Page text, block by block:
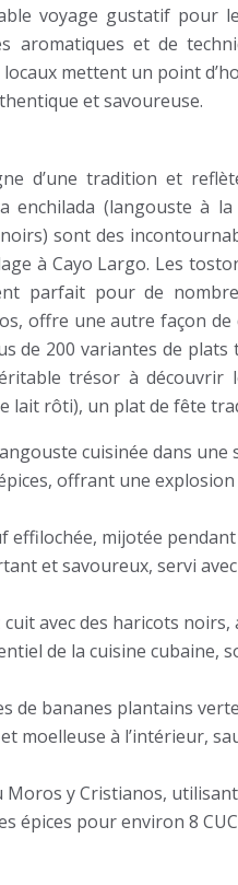
voyage gustatif pour
aromatiques et de
mettent un point
et savoureuse.
d’une tradition et
(langouste à
sont des
à Cayo Largo. Les
parfait pour de
offre une autre façon
de 200 variantes de
trésor à découvrir
lait rôti), un plat de fête
cuisinée dans une
offrant une
effilochée, mijotée
et savoureux, servi
avec des haricots noirs,
de la cuisine cubaine,
de bananes plantains
moelleuse à l’intérieur,
y Cristianos,
épices pour environ 8